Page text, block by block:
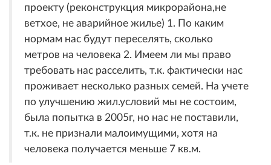
проекту (реконструкция микрорайона,не
ветхое, не аварийное жилье) 1. По каким
нормам нас будут переселять, сколько
метров на человека 2. Имеем ли мы право
требовать нас расселить, т.к. фактически нас
проживает несколько разных семей. На учете
по улучшению жил.условий мы не состоим,
была попытка в 2005г, но нас не поставили,
т.к. не признали малоимущими, хотя на
человека получается меньше 7 кв.м.